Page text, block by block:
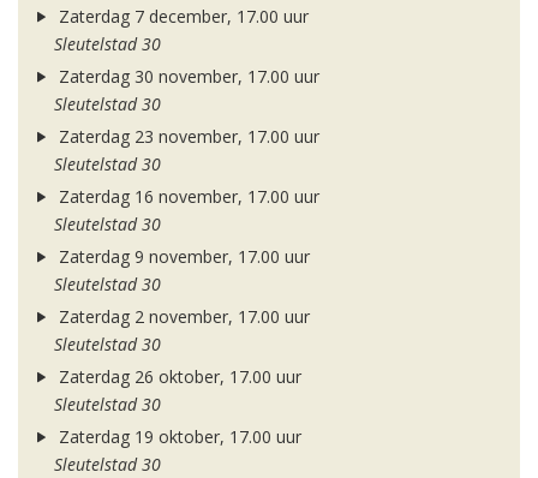
Zaterdag 7 december, 17.00 uur
Sleutelstad 30
Zaterdag 30 november, 17.00 uur
Sleutelstad 30
Zaterdag 23 november, 17.00 uur
Sleutelstad 30
Zaterdag 16 november, 17.00 uur
Sleutelstad 30
Zaterdag 9 november, 17.00 uur
Sleutelstad 30
Zaterdag 2 november, 17.00 uur
Sleutelstad 30
Zaterdag 26 oktober, 17.00 uur
Sleutelstad 30
Zaterdag 19 oktober, 17.00 uur
Sleutelstad 30